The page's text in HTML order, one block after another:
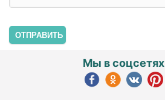
ОТПРАВИТЬ
Мы в соцсетях